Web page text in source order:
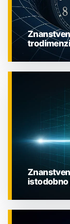
istodobno